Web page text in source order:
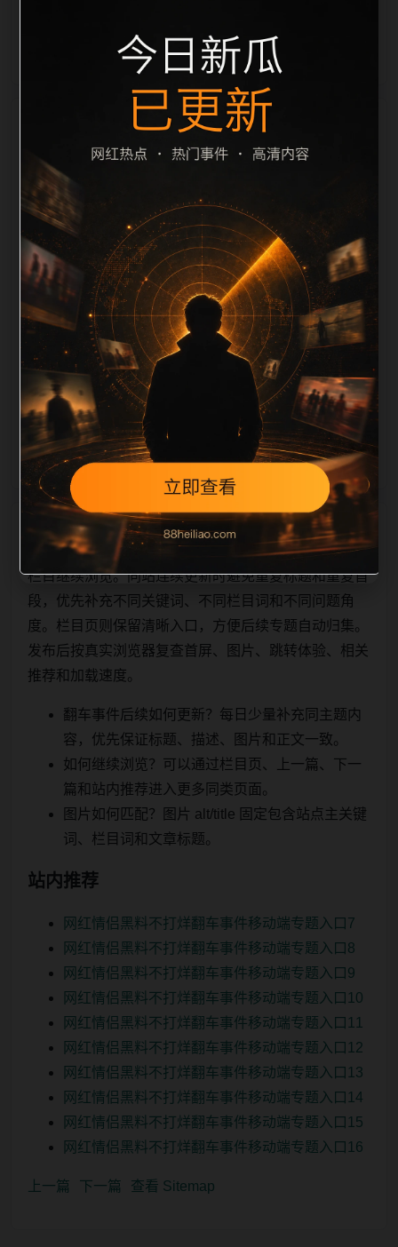
文、图片 alt、title 之间识
栏目内容归集
别一致主题。后续每日采集时，建议继续执行远程图片
本地化、坏图默认图兜底、标题去重和 description 长
度过滤。如果同一主题下有多个相近页面，应通过不同
角度补充事件背景、访问场景、相关问题或专题入口，
降低站群页面之间的重复感。页面底部保留同类推荐、
上一篇下一篇和 sitemap 入口，保证重要页面点击深度
尽量控制在三次以内。正文维护时可按用户搜索路径补
充三类信息：入口是否稳定、同栏目还有哪些可继续阅
读、移动端打开时图片和摘要是否一致。每次新增内容
后同步检查标题、description、canonical、主题图、
alt、title和推荐链接，确保页面既能被搜索引擎理解，
也能让真实用户顺着
相关问题与推荐
栏目继续浏览。同站连续更新时避免重复标题和重复首
段，优先补充不同关键词、不同栏目词和不同问题角
度。栏目页则保留清晰入口，方便后续专题自动归集。
发布后按真实浏览器复查首屏、图片、跳转体验、相关
推荐和加载速度。
翻车事件后续如何更新？每日少量补充同主题内
容，优先保证标题、描述、图片和正文一致。
如何继续浏览？可以通过栏目页、上一篇、下一
篇和站内推荐进入更多同类页面。
图片如何匹配？图片 alt/title 固定包含站点主关键
词、栏目词和文章标题。
站内推荐
网红情侣黑料不打烊翻车事件移动端专题入口7
网红情侣黑料不打烊翻车事件移动端专题入口8
网红情侣黑料不打烊翻车事件移动端专题入口9
网红情侣黑料不打烊翻车事件移动端专题入口10
网红情侣黑料不打烊翻车事件移动端专题入口11
网红情侣黑料不打烊翻车事件移动端专题入口12
网红情侣黑料不打烊翻车事件移动端专题入口13
网红情侣黑料不打烊翻车事件移动端专题入口14
网红情侣黑料不打烊翻车事件移动端专题入口15
网红情侣黑料不打烊翻车事件移动端专题入口16
上一篇 下一篇 查看 Sitemap